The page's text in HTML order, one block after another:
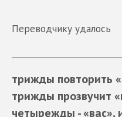
Переводчику удалось
трижды повторить
трижды прозвучит
четырежды - «вас»,